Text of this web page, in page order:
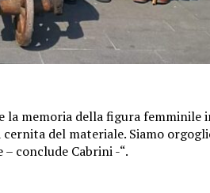
memoria della figura femminile
del materiale. Siamo
conclude Cabrini -“.